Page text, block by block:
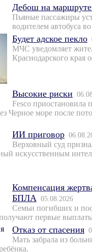
Дебош на
Пьяные пассажиры
водителем автобуса
Будет адское пекло
МЧС уведомляет
Краснодарского края
Высокие риски
Fesco приостановила
Черное море после
ИИ приговор
Верховный суд
искусственным
Компенсация
БПЛА 05.08.2026
Семьи погибших и
первые
Отказ от спасения
Мать забрала из